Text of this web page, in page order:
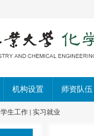
机构设置 师资队伍
学生工作 实习就业